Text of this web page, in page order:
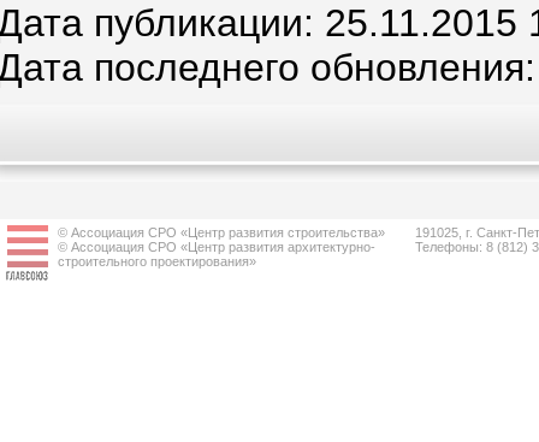
публикации: 25.11.2015
последнего
© Ассоциация СРО «Центр развития строительства»
© Ассоциация СРО «Центр развития архитектурно-
строительного проектирования»
191025, г. Санкт-
Телефоны: 8 (812)